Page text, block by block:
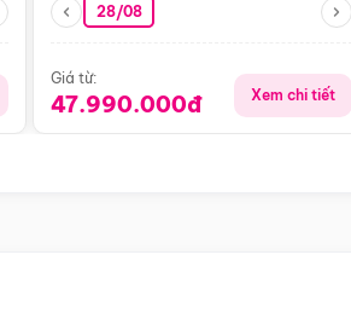
28/08
Giá từ:
47.990.000đ Xem chi tiết